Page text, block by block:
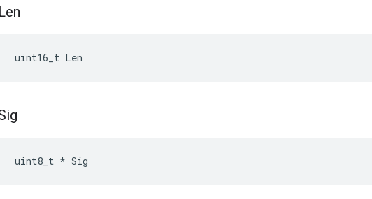
Len
uint16_t Len
uint8_t * Sig